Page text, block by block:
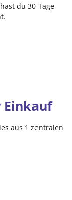
du 30 Tage
Einkauf
aus 1 zentralen